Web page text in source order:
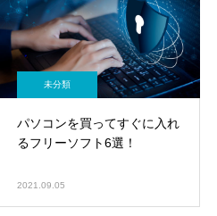
未分類
パソコンを買ってすぐに入れ
るフリーソフト6選！
2021.09.05